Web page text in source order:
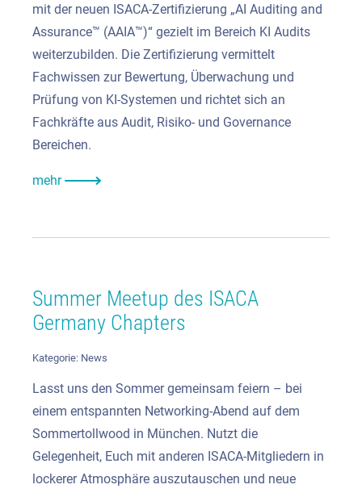
mit der neuen ISACA-Zertifizierung „AI Auditing and
Assurance™ (AAIA™)“ gezielt im Bereich KI Audits
weiterzubilden. Die Zertifizierung vermittelt
Fachwissen zur Bewertung, Überwachung und
Prüfung von KI-Systemen und richtet sich an
Fachkräfte aus Audit, Risiko- und Governance
Bereichen.
mehr
Summer Meetup des ISACA
Germany Chapters
Kategorie: News
Lasst uns den Sommer gemeinsam feiern – bei
einem entspannten Networking-Abend auf dem
Sommertollwood in München. Nutzt die
Gelegenheit, Euch mit anderen ISACA-Mitgliedern in
lockerer Atmosphäre auszutauschen und neue